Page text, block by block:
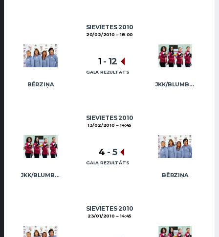
SIEVIETES 2010
20/02/2010 18:00
BĒRZIŅA JKK/BLUMBERGA-BĒRZIŅA
1 - 12
GALA REZULTĀTS
SIEVIETES 2010
13/02/2010 14:45
JKK/BLUMBERGA-BĒRZIŅA BĒRZIŅA
4 - 5
GALA REZULTĀTS
SIEVIETES 2010
23/01/2010 14:45